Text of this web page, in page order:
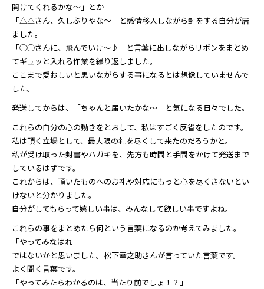
開けてくれるかな～」とか
「△△さん、久しぶりやな～」と感情移入しながら封をする自分が居
ました。
「◯◯さんに、飛んでいけ～♪」と言葉に出しながらリボンをまとめ
てギュッと入れる作業を繰り返しました。
ここまで愛おしいと思いながらする事になるとは想像していませんで
した。
発送してからは、「ちゃんと届いたかな～」と気になる日々でした。
これらの自分の心の動きをとおして、私はすごく反省をしたのです。
私は頂く立場として、最大限の礼を尽くして来たのだろうかと。
私が受け取った封書やハガキを、先方も時間と手間をかけて発送まで
しているはずです。
これからは、頂いたものへのお礼や対応にもっと心を尽くさないとい
けないと分かりました。
自分がしてもらって嬉しい事は、みんなして欲しい事ですよね。
これらの事をまとめたら何という言葉になるのか考えてみました。
「やってみなはれ」
ではないかと思いました。松下幸之助さんが言っていた言葉です。
よく聞く言葉です。
「やってみたらわかるのは、当たり前でしょ！？」